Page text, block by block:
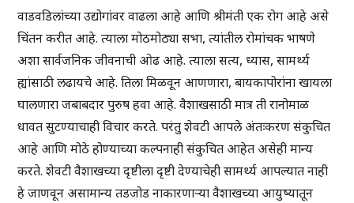
वाडवडिलांच्या उद्योगांवर वाढला आहे आणि श्रीमंती एक रोग आहे असे
चिंतन करीत आहे. त्याला मोठमोठ्या सभा, त्यांतील रोमांचक भाषणे
अशा सार्वजनिक जीवनाची ओढ आहे. त्याला सत्य, ध्यास, सामर्थ्य
ह्यांसाठी लढायचे आहे. तिला मिळवून आणणारा, बायकापोरांना खायला
घालणारा जबाबदार पुरुष हवा आहे. वैशाखसाठी मात्र ती रानोमाळ
धावत सुटण्याचाही विचार करते. परंतु शेवटी आपले अंतःकरण संकुचित
आहे आणि मोठे होण्याच्या कल्पनाही संकुचित आहेत असेही मान्य
करते. शेवटी वैशाखच्या दृष्टीला दृष्टी देण्याचेही सामर्थ्य आपल्यात नाही
हे जाणवून असामान्य तडजोड नाकारणाऱ्या वैशाखच्या आयुष्यातून